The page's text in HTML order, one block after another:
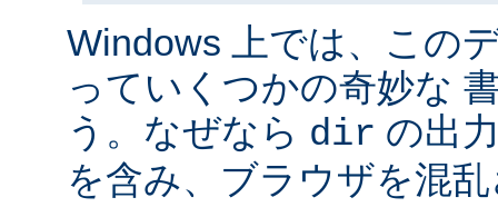
Windows 上では、この
っていくつかの奇妙な
う。なぜなら dir の出
を含み、ブラウザを混